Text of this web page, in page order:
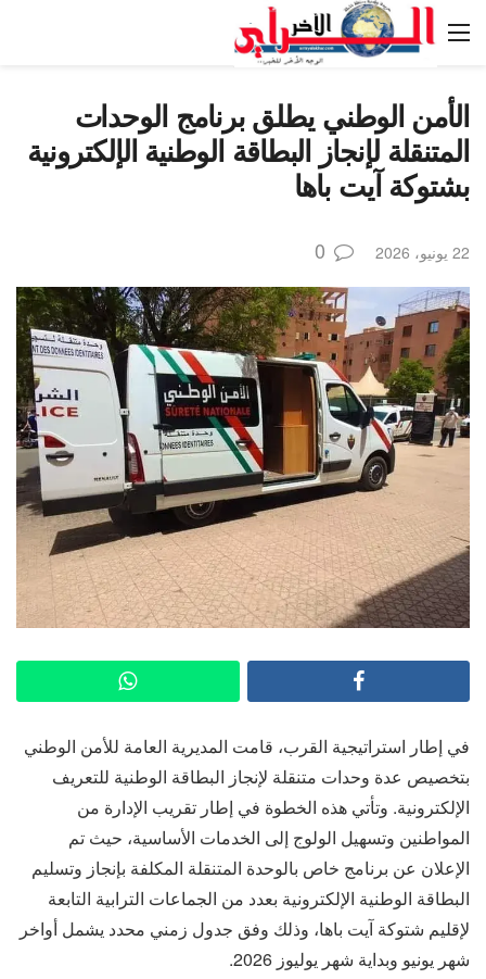
الأمن الوطني يطلق برنامج الوحدات
المتنقلة لإنجاز البطاقة الوطنية الإلكترونية
بشتوكة آيت باها
22 يونيو، 2026 0
في إطار استراتيجية القرب، قامت المديرية العامة للأمن الوطني
بتخصيص عدة وحدات متنقلة لإنجاز البطاقة الوطنية للتعريف
الإلكترونية. وتأتي هذه الخطوة في إطار تقريب الإدارة من
المواطنين وتسهيل الولوج إلى الخدمات الأساسية، حيث تم
الإعلان عن برنامج خاص بالوحدة المتنقلة المكلفة بإنجاز وتسليم
البطاقة الوطنية الإلكترونية بعدد من الجماعات الترابية التابعة
لإقليم شتوكة آيت باها، وذلك وفق جدول زمني محدد يشمل أواخر
شهر يونيو وبداية شهر يوليوز 2026.